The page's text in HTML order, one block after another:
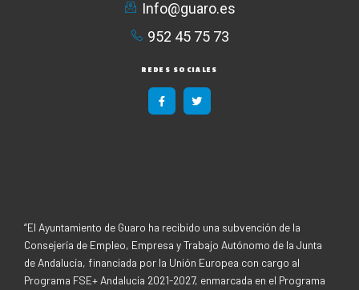
Info@guaro.es
952 45 75 73​
REDES SOCIALES
a
c
e
w
i
t
“El Ayuntamiento de Guaro ha recibido una subvención de la
Consejería de Empleo, Empresa y Trabajo Autónomo de la Junta
de Andalucía, financiada por la Unión Europea con cargo al
Programa FSE+ Andalucía 2021-2027, enmarcada en el Programa